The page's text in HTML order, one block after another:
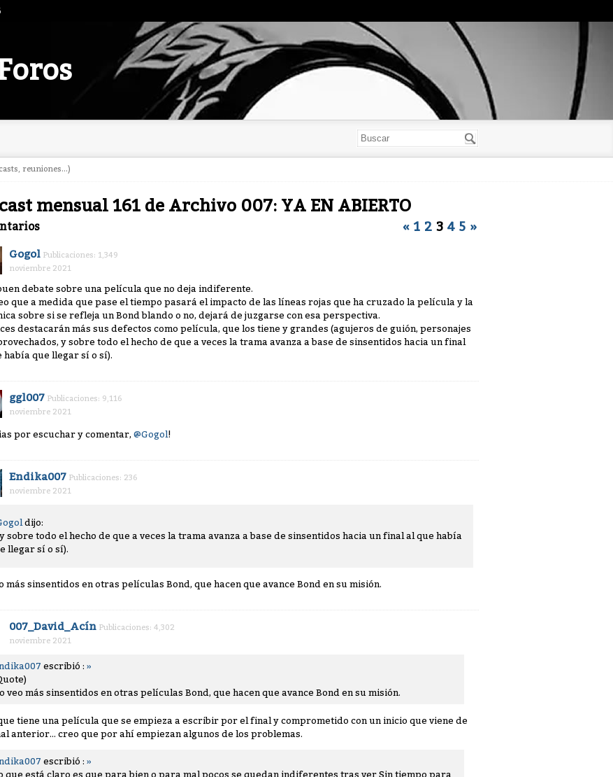
reuniones...)
mensual 161 de Archivo 007: YA EN ABIERTO
« 1 2 3 4 5 »
Gogol Publicaciones: 1,349
noviembre 2021
debate sobre una película que no deja indiferente.
que a medida que pase el tiempo pasará el impacto de las líneas rojas que ha cruzado la película y la
sobre si se refleja un Bond blando o no, dejará de juzgarse con esa perspectiva.
destacarán más sus defectos como película, que los tiene y grandes (agujeros de guión, personajes
y sobre todo el hecho de que a veces la trama avanza a base de sinsentidos hacia un final
había que llegar sí o sí).
ggl007 Publicaciones: 9,116
noviembre 2021
por escuchar y comentar, @Gogol !
Endika007 Publicaciones: 236
noviembre 2021
dijo:
sobre todo el hecho de que a veces la trama avanza a base de sinsentidos hacia un final al que había
llegar sí o sí).
más sinsentidos en otras películas Bond, que hacen que avance Bond en su misión.
007_David_Acín Publicaciones: 4,302
noviembre 2021
escribió : »
veo más sinsentidos en otras películas Bond, que hacen que avance Bond en su misión.
tiene una película que se empieza a escribir por el final y comprometido con un inicio que viene de
anterior... creo que por ahí empiezan algunos de los problemas.
escribió : »
que está claro es que para bien o para mal pocos se quedan indiferentes tras ver Sin tiempo para